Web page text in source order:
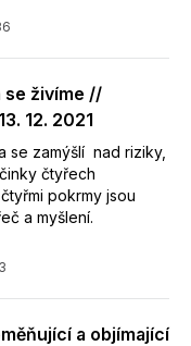
se živíme //
12. 2021
se zamýšlí nad riziky,
čtyřech
pokrmy jsou
a myšlení.
a objímající